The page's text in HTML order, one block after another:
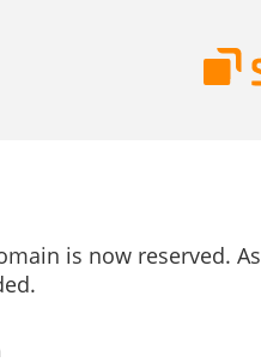
is now reserved.